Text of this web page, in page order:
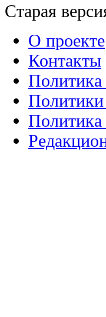
Старая
О проекте
Контакты
Политика
Политика